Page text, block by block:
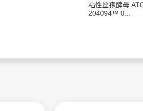
粘性丝孢酵母
204094™ 0...